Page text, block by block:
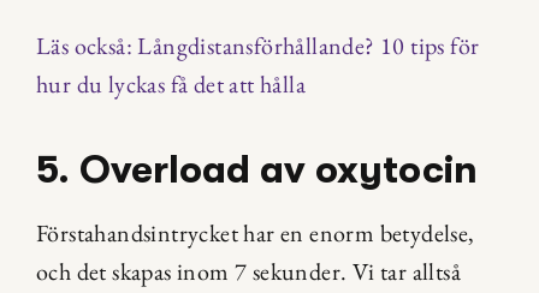
Läs också: Långdistansförhållande? 10 tips för
hur du lyckas få det att hålla
5. Overload av oxytocin
Förstahandsintrycket har en enorm betydelse,
och det skapas inom 7 sekunder. Vi tar alltså